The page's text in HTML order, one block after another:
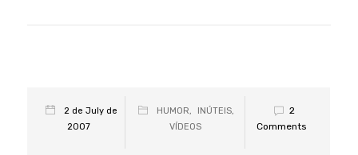
2 de July de
2007
HUMOR, INÚTEIS,
VÍDEOS
2
Comments